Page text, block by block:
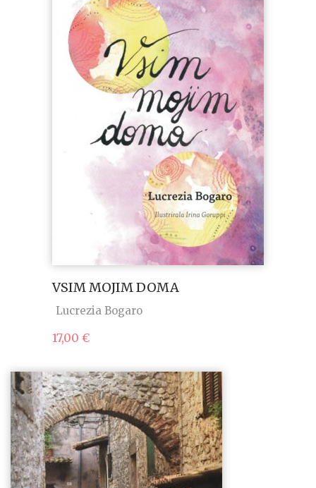
VSIM MOJIM DOMA
Lucrezia Bogaro
17,00 €